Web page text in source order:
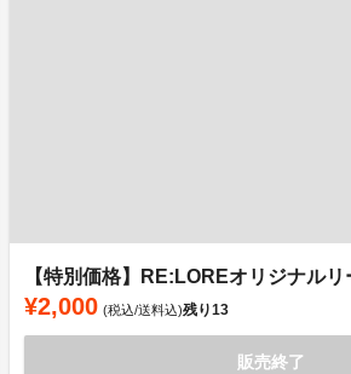
【特別価格】RE:LOREオリジナル
¥2,000 (税込/送料込)残り13
販売終了